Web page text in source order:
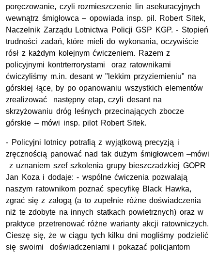
poręczowanie, czyli rozmieszczenie lin asekuracyjnych
wewnątrz śmigłowca – opowiada insp. pil. Robert Sitek,
Naczelnik Zarządu Lotnictwa PolicjiGSP KGP. - Stopień
trudności zadań, które mieli do wykonania, oczywiście
rósł z każdym kolejnym ćwiczeniem. Razem z
policyjnymi kontrterrorystami oraz ratownikami
ćwiczyliśmy m.in. desant w "lekkim przyziemieniu" na
górskiej łące, by po opanowaniu wszystkich elementów
zrealizować następny etap, czyli desant na
skrzyżowaniu dróg leśnych przecinających zbocze
górskie – mówi insp. pilot Robert Sitek.
- Policyjni lotnicy potrafią z wyjątkową precyzją i
zręcznością panować nad tak dużym śmigłowcem –mówi
z uznaniem szef szkolenia grupy bieszczadzkiej GOPR
Jan Koza i dodaje: - wspólne ćwiczenia pozwalają
naszym ratownikom poznać specyfikę Black Hawka,
zgrać się z załogą (a to zupełnie różne doświadczenia
niż te zdobyte na innych statkach powietrznych) oraz w
praktyce przetrenować różne warianty akcji ratowniczych.
Cieszę się, że w ciągu tych kilku dni mogliśmy podzielić
się swoimi doświadczeniami i pokazać policjantom